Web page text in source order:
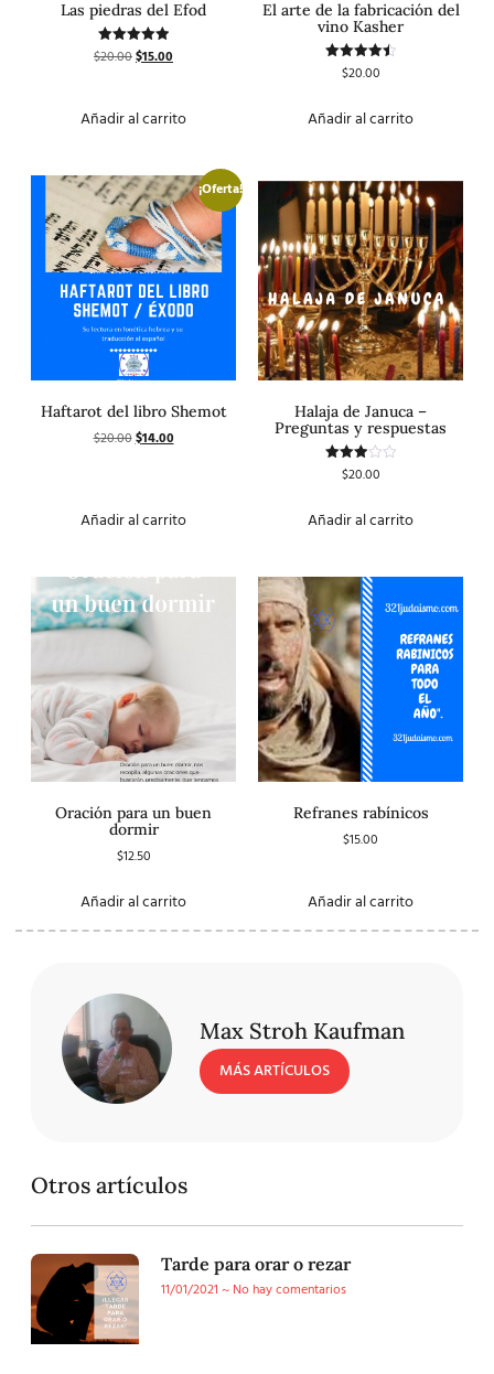
Las piedras del Efod
Valorado
con
$20.00$15.00
Añadir al carrito
El arte de la fabricación del
vino Kasher
Valorado
$20.00
Añadir al carrito
¡Oferta!
Haftarot del libro Shemot
$20.00$14.00
Añadir al carrito
Halaja de Januca –
Preguntas y respuestas
Valorado
con
$20.00
Añadir al carrito
Oración para un buen
dormir
$12.50
Añadir al carrito
Refranes rabínicos
$15.00
Añadir al carrito
Max Stroh Kaufman
MÁS ARTÍCULOS
Otros artículos
Tarde para orar o rezar
11/01/2021
No hay comentarios